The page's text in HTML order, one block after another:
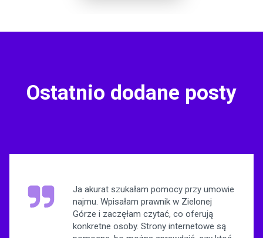
Ostatnio dodane posty
Ja akurat szukałam pomocy przy umowie
najmu. Wpisałam prawnik w Zielonej
Górze i zaczęłam czytać, co oferują
konkretne osoby. Strony internetowe są